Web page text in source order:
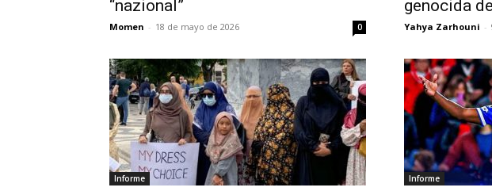
“nazional”
Momen - 18 de mayo de 2026 0
genocida
Yahya Zarhouni -
Informe Informe